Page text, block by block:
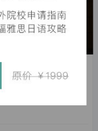
简称东大（とうだ
洲创办最早的大学之